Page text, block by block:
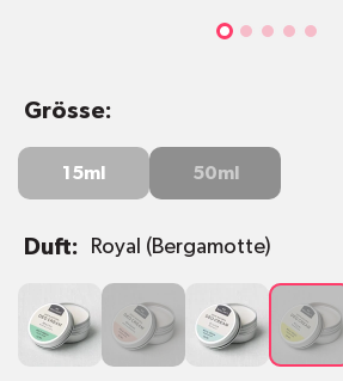
Grösse:
15ml15ml 50ml50ml
Duft: Royal (Bergamotte)
Mojito
(Minze
Modest
(Jasmin
&
Divine
(Weihrauch)
Royal